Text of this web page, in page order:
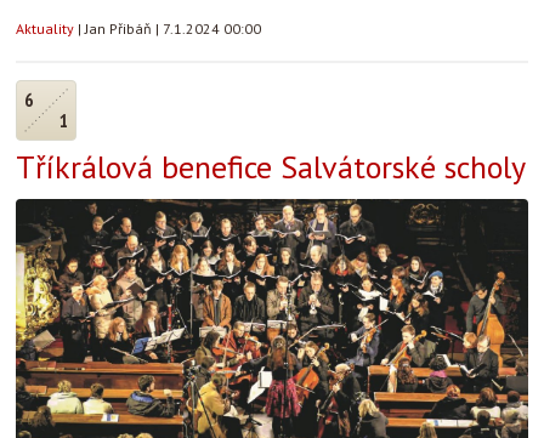
Aktuality |Jan Přibáň | 7.1.2024 00:00
6
1
Tříkrálová benefice Salvátorské scholy